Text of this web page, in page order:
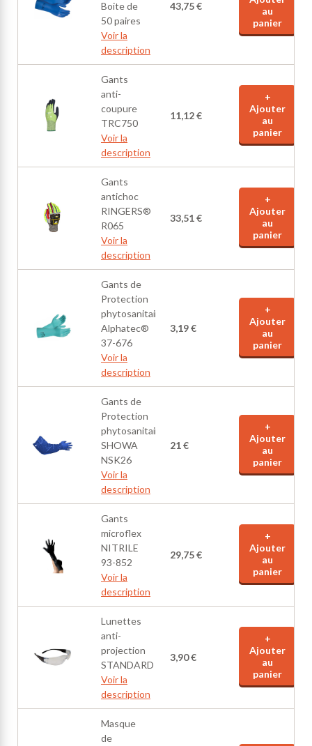
Boite de
50 paires
Voir la
description
43,75 €
au
panier
Gants
anti-
coupure
TRC750
Voir la
description
11,12 €
+
Ajouter
au
panier
Gants
antichoc
RINGERS®
R065
Voir la
description
33,51 €
+
Ajouter
au
panier
Gants de
Protection
phytosanitaires
Alphatec®
37-676
Voir la
description
3,19 €
+
Ajouter
au
panier
Gants de
Protection
phytosanitaires
SHOWA
NSK26
Voir la
description
21 €
+
Ajouter
au
panier
Gants
microflex
NITRILE
93-852
Voir la
description
29,75 €
+
Ajouter
au
panier
Lunettes
anti-
projection
STANDARD
Voir la
description
3,90 €
+
Ajouter
au
panier
Masque
de